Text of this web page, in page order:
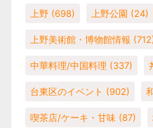
上野 (698) 上野公園 (24)
上野美術館・博物館情報
中華料理/中国料理 (337)
台東区のイベント (902)
喫茶店/ケーキ・甘味 (87)